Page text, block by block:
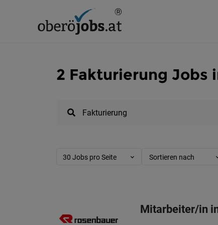
2 Fakturierung Jobs
30 Jobs pro Seite Sortieren nach
Mitarbeiter/in